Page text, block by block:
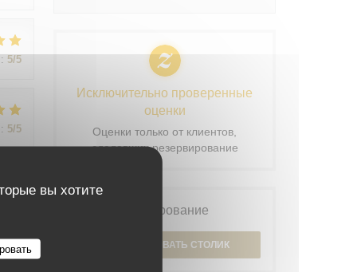
вы хотите
: 5/5
: 5/5
: 5/5
Исключительно проверенные
оценки
Оценки только от клиентов,
сделавших резервирование
Бронирование
ЗАБРОНИРОВАТЬ СТОЛИК